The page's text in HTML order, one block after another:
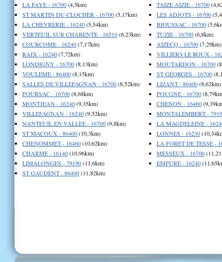
LA FAYE - 16700(4,5km)
ST MARTIN DU CLOCHER - 16700(5,17km)
LA CHEVRERIE - 16240(5,54km)
VERTEUIL SUR CHARENTE - 16510(6,23km)
COURCOME - 16240(7,17km)
RAIX - 16240(7,72km)
LONDIGNY - 16700(8,13km)
VOULEME - 86400(8,15km)
SALLES DE VILLEFAGNAN - 16700(8,52km)
POURSAC - 16700(8,68km)
MONTJEAN - 16240(9,35km)
VILLEFAGNAN - 16240(9,52km)
NANTEUIL EN VALLEE - 16700(9,8km)
ST MACOUX - 86400(10,3km)
CHENOMMET - 16460(10,62km)
CHARME - 16140(10,96km)
LIMALONGES - 79190(11,6km)
ST GAUDENT - 86400(11,82km)
TAIZE AIZIE - 16700
LES ADJOTS - 16700
BIOUSSAC - 16700
TUZIE - 16700(6,8km)
AIZECQ - 16700(7,29km)
VILLIERS LE ROUX -
MOUTARDON - 16700
ST GEORGES - 16700
LIZANT - 86400(8,62km)
POUGNE - 16700
CHENON - 16460
MONTALEMBERT -
LA MAGDELEINE -
LONNES - 16230
LA FORET DE TESSE -
MESSEUX - 16700
EMPURE - 16240